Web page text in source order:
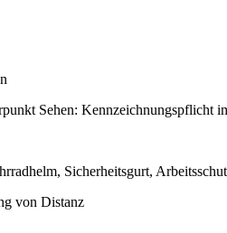
Sehen: Kennzeichnungspflicht
Sicherheitsgurt,
von Distanz